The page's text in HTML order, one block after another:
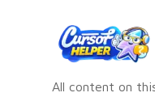
All content on